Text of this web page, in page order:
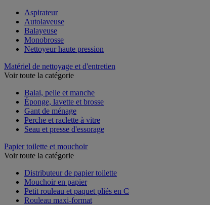
Aspirateur
Autolaveuse
Balayeuse
Monobrosse
Nettoyeur haute pression
Matériel de nettoyage et d'entretien
Voir toute la catégorie
Balai, pelle et manche
Éponge, lavette et brosse
Gant de ménage
Perche et raclette à vitre
Seau et presse d'essorage
Papier toilette et mouchoir
Voir toute la catégorie
Distributeur de papier toilette
Mouchoir en papier
Petit rouleau et paquet pliés en C
Rouleau maxi-format